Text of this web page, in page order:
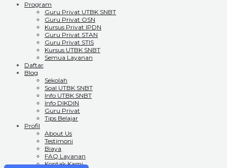
Program
Guru Privat UTBK SNBT
Guru Privat OSN
Kursus Privat IPDN
Guru Privat STAN
Guru Privat STIS
Kursus UTBK SNBT
Semua Layanan
Daftar
Blog
Sekolah
Soal UTBK SNBT
Info UTBK SNBT
Info DIKDIN
Guru Privat
Tips Belajar
Profil
About Us
Testimoni
Biaya
FAQ Layanan
Kontak Kami